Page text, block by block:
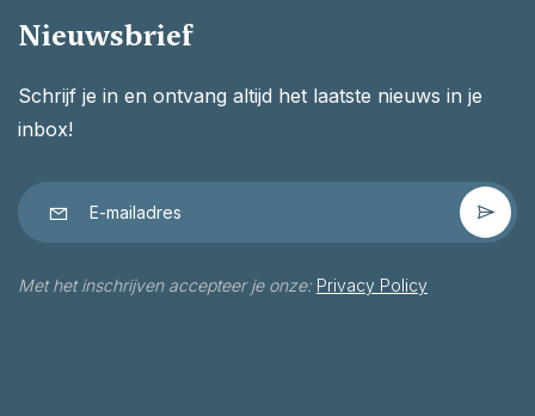
Nieuwsbrief
Schrijf je in en ontvang altijd het laatste nieuws in je
inbox!
Met het inschrijven accepteer je onze: Privacy Policy